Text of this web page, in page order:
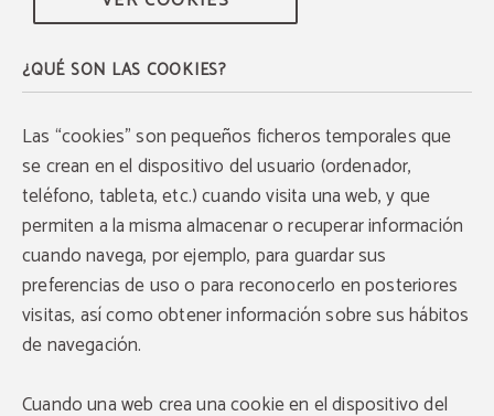
¿QUÉ SON LAS COOKIES?
Las “cookies” son pequeños ficheros temporales que
se crean en el dispositivo del usuario (ordenador,
teléfono, tableta, etc.) cuando visita una web, y que
permiten a la misma almacenar o recuperar información
cuando navega, por ejemplo, para guardar sus
preferencias de uso o para reconocerlo en posteriores
visitas, así como obtener información sobre sus hábitos
de navegación.
Cuando una web crea una cookie en el dispositivo del